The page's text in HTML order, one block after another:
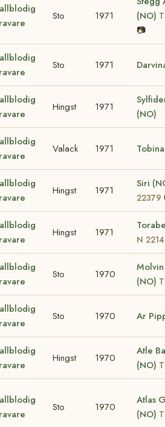
Sto 1971
(NO)
📷
Sto 1971
Hingst 1971
(NO)
Valack 1971
Hingst 1971
Siri
22379
Hingst 1971
N
Sto 1970
(NO)
Sto 1970 Ar
Hingst 1970
Atle
(NO)
Sto 1970
Atlas
(NO)